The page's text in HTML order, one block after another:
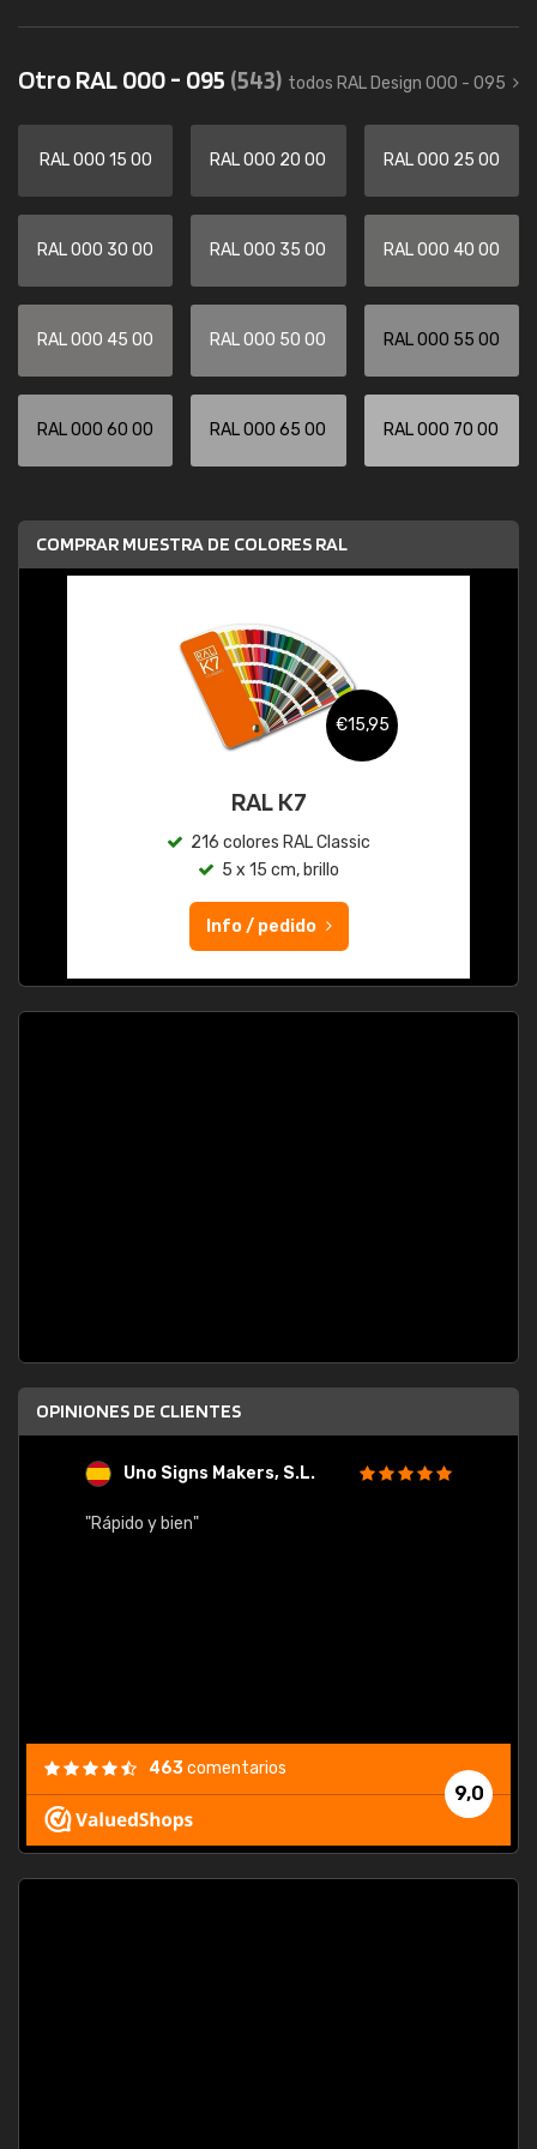
Otro RAL 000 - 095 (543) todos RAL Design 000 - 095
RAL 000 15 00 RAL 000 20 00 RAL 000 25 00
RAL 000 30 00 RAL 000 35 00 RAL 000 40 00
RAL 000 45 00 RAL 000 50 00 RAL 000 55 00
RAL 000 60 00 RAL 000 65 00 RAL 000 70 00
COMPRAR MUESTRA DE COLORES RAL
€15,95
RAL K7
216 colores RAL Classic
5 x 15 cm, brillo
Info / pedido
OPINIONES DE CLIENTES
Uno Signs Makers, S.L.
"Rápido y bien"
9,0
463comentarios